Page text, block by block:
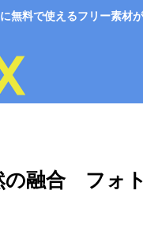
無料で使えるフリー素材
の融合 フォ